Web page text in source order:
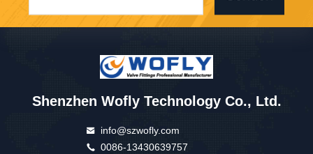
Shenzhen Wofly Technology Co., Ltd.
info@szwofly.com
0086-13430639757